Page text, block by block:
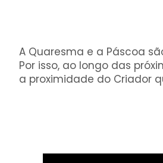
A Quaresma e a Páscoa
Por isso, ao longo das
a proximidade do Criador